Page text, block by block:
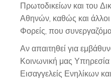
Πρωτοδικείων και του
Αθηνών, καθώς και
Φορείς, που
Αν απαιτηθεί για
Κοινωνική μας Υπηρεσία
Εισαγγελείς Ενηλίκων